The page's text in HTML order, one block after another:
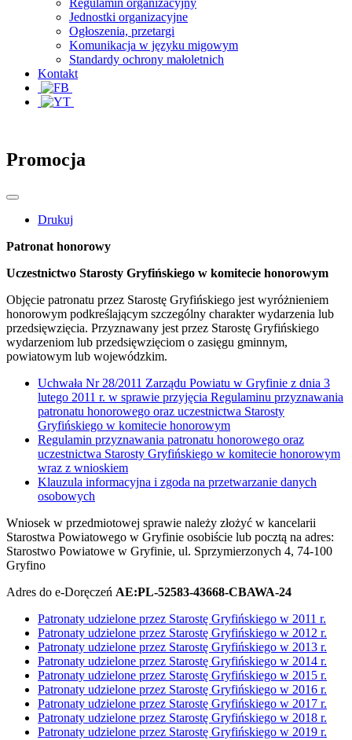
Jednostki organizacyjne
Ogłoszenia, przetargi
Komunikacja w języku migowym
Standardy ochrony małoletnich
Kontakt
Promocja
Drukuj
Patronat honorowy
Uczestnictwo Starosty Gryfińskiego w komitecie honorowym
Objęcie patronatu przez Starostę Gryfińskiego jest wyróżnieniem
honorowym podkreślającym szczególny charakter wydarzenia lub
przedsięwzięcia. Przyznawany jest przez Starostę Gryfińskiego
wydarzeniom lub przedsięwzięciom o zasięgu gminnym,
powiatowym lub wojewódzkim.
Uchwała Nr 28/2011 Zarządu Powiatu w Gryfinie z dnia 3
lutego 2011 r. w sprawie przyjęcia Regulaminu przyznawania
patronatu honorowego oraz uczestnictwa Starosty
Gryfińskiego w komitecie honorowym
Regulamin przyznawania patronatu honorowego oraz
uczestnictwa Starosty Gryfińskiego w komitecie honorowym
wraz z wnioskiem
Klauzula informacyjna i zgoda na przetwarzanie danych
osobowych
Wniosek w przedmiotowej sprawie należy złożyć w kancelarii
Starostwa Powiatowego w Gryfinie osobiście lub pocztą na adres:
Starostwo Powiatowe w Gryfinie, ul. Sprzymierzonych 4, 74-100
Gryfino
Adres do e-Doręczeń AE:PL-52583-43668-CBAWA-24
Patronaty udzielone przez Starostę Gryfińskiego w 2011 r.
Patronaty udzielone przez Starostę Gryfińskiego w 2012 r.
Patronaty udzielone przez Starostę Gryfińskiego w 2013 r.
Patronaty udzielone przez Starostę Gryfińskiego w 2014 r.
Patronaty udzielone przez Starostę Gryfińskiego w 2015 r.
Patronaty udzielone przez Starostę Gryfińskiego w 2016 r.
Patronaty udzielone przez Starostę Gryfińskiego w 2017 r.
Patronaty udzielone przez Starostę Gryfińskiego w 2018 r.
Patronaty udzielone przez Starostę Gryfińskiego w 2019 r.